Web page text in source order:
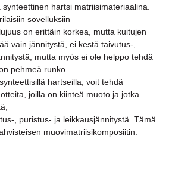
hartsi matriisimateriaalina.
sovelluksiin
on erittäin korkea, mutta kuitujen
vain jännitystä, ei kestä taivutus-,
mutta myös ei ole helppo tehdä
pehmeä runko.
hartseilla, voit tehdä
joilla on kiinteä muoto ja jotka
, puristus- ja leikkausjännitystä. Tämä
muovimatriisikomposiitin.